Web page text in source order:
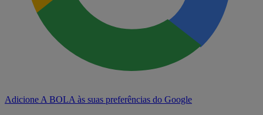
Adicione A BOLA às suas preferências do Google